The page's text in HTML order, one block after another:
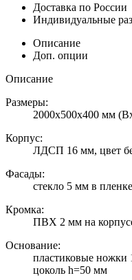
Доставка по России
Индивидуальные
Описание
Доп. опции
Описание
Размеры:
2000х500х400 мм
Корпус:
ЛДСП 16 мм, цвет
Фасады:
стекло 5 мм в
Кромка:
ПВХ 2 мм на
Основание:
пластиковые ножки
цоколь h=50 мм